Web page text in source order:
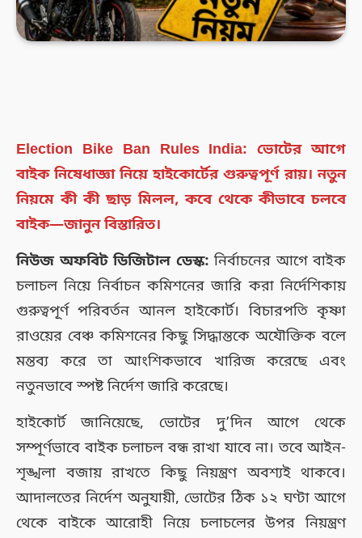
Election Bike Ban Rules India: ভোটের আগে
বাইক নিষেধাজ্ঞা নিয়ে হাইকোর্টের গুরুত্বপূর্ণ রায়। নতুন
নিয়মে কী কী ছাড় মিলল, কবে থেকে কীভাবে চলবে
বাইক—জানুন বিস্তারিত।
নিউজ অফবিট ডিজিটাল ডেস্ক: নির্বাচনের আগে বাইক
চলাচল নিয়ে নির্বাচন কমিশনের জারি করা নির্দেশিকায়
গুরুত্বপূর্ণ পরিবর্তন আনল হাইকোর্ট। বিচারপতি কৃষ্ণা
রাওয়ের বেঞ্চ কমিশনের কিছু সিদ্ধান্তকে অযৌক্তিক বলে
মন্তব্য করে তা আংশিকভাবে খারিজ করেছে এবং
নতুনভাবে স্পষ্ট নির্দেশ জারি করেছে।
হাইকোর্ট জানিয়েছে, ভোটের দু’দিন আগে থেকে
সম্পূর্ণভাবে বাইক চলাচল বন্ধ রাখা যাবে না। তবে আইন-
শৃঙ্খলা বজায় রাখতে কিছু নিয়ন্ত্রণ অবশ্যই থাকবে।
আদালতের নির্দেশ অনুযায়ী, ভোটের ঠিক ১২ ঘণ্টা আগে
থেকে বাইকে আরোহী নিয়ে চলাচলের উপর নিয়ন্ত্রণ